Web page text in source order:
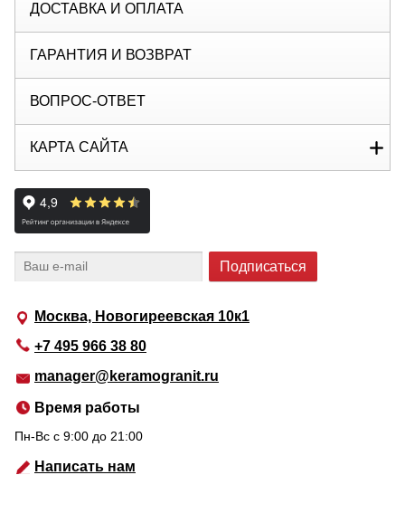
Москва, Новогиреевская 10к1
+7 495 966 38 80
manager@keramogranit.ru
Время работы
Пн-Вс c 9:00 до 21:00
Написать нам
ДОСТАВКА И ОПЛАТА
ГАРАНТИЯ И ВОЗВРАТ
ВОПРОС-ОТВЕТ
КАРТА САЙТА